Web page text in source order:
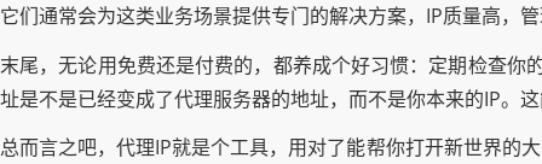
它们通常会为这类业务场景提供专门的解决方案，IP质量高，
末尾，无论用免费还是付费的，都养成个好习惯：定期检查你
址是不是已经变成了代理服务器的地址，而不是你本来的IP。
总而言之吧，代理IP就是个工具，用对了能帮你打开新世界的